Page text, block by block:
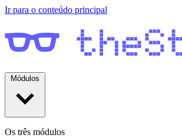
Ir para o conteúdo principal
Os três módulos